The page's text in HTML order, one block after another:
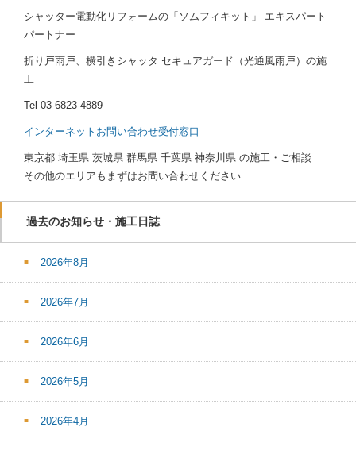
シャッター電動化リフォームの「ソムフィキット」 エキスパート
パートナー
折り戸雨戸、横引きシャッタ セキュアガード（光通風雨戸）の施
工
Tel 03-6823-4889
インターネットお問い合わせ受付窓口
東京都 埼玉県 茨城県 群馬県 千葉県 神奈川県 の施工・ご相談
その他のエリアもまずはお問い合わせください
過去のお知らせ・施工日誌
2026年8月
2026年7月
2026年6月
2026年5月
2026年4月